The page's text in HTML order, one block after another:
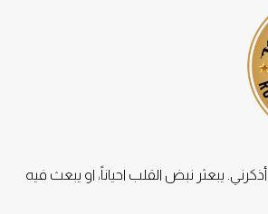
يبعثر نبض القلب احياناً، او يبعث فيه